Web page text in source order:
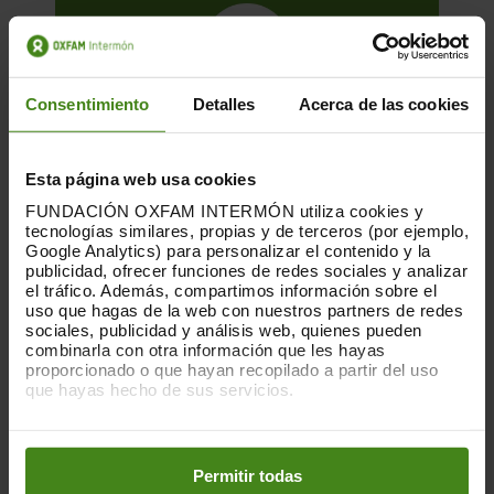
Consentimiento Detalles Acerca de las cookies
Esta página web usa cookies
FUNDACIÓN OXFAM INTERMÓN utiliza cookies y
tecnologías similares, propias y de terceros (por ejemplo,
Google Analytics) para personalizar el contenido y la
publicidad, ofrecer funciones de redes sociales y analizar
el tráfico. Además, compartimos información sobre el
uso que hagas de la web con nuestros partners de redes
sociales, publicidad y análisis web, quienes pueden
combinarla con otra información que les hayas
proporcionado o que hayan recopilado a partir del uso
que hayas hecho de sus servicios.
preferencias accediendo a nuestraPolítica de Cookieso
en los botones facilitados a continuación:
Permitir todas
01.12.2025
La huella que dejan las nubes. Los
centros de datos y las desigualdades
conjuntamente por...